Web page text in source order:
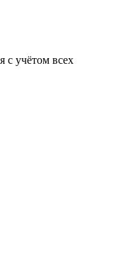
с учётом всех